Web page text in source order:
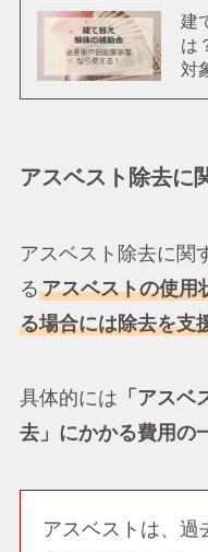
建
は
対
アスベスト除去に
アスベスト除去に関
る アスベストの使用
る場合には除去を支
具体的には 「アスベ
去」にかかる費用の
アスベストは、過